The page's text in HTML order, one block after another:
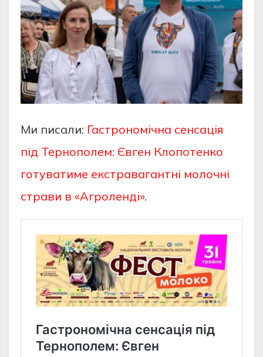
Ми писали: Гастрономічна сенсація
під Тернополем: Євген Клопотенко
готуватиме екстравагантні молочні
страви в «Агроленді».